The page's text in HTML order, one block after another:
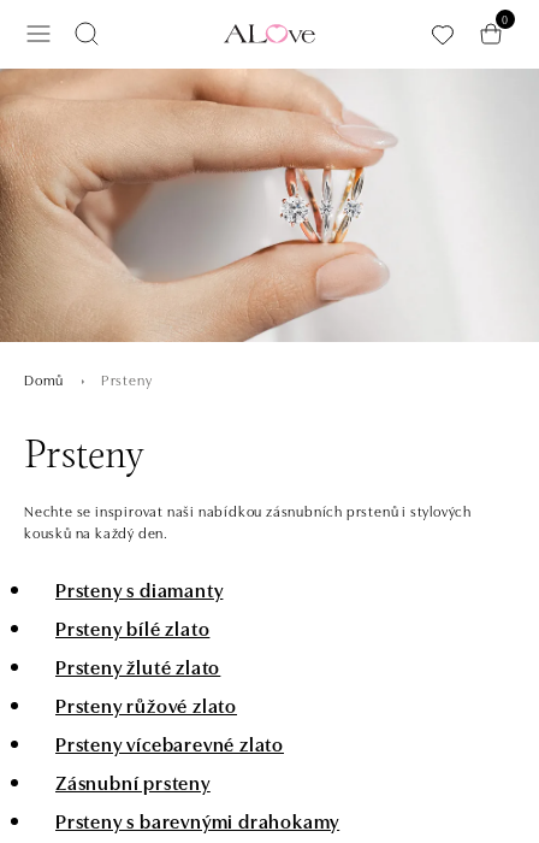
0
Domů Prsteny
Prsteny
Nechte se inspirovat naši nabídkou zásnubních prstenů i stylových
kousků na každý den.
Prsteny s diamanty
Prsteny bílé zlato
Prsteny žluté zlato
Prsteny růžové zlato
Prsteny vícebarevné zlato
Zásnubní prsteny
Prsteny s barevnými drahokamy